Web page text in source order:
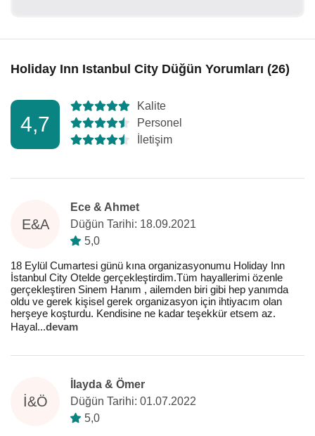
Holiday Inn Istanbul City Düğün Yorumları (26)
4,7
Kalite
Personel
İletişim
E&A
Ece & Ahmet
Düğün Tarihi: 18.09.2021
5,0
18 Eylül Cumartesi günü kına organizasyonumu Holiday Inn
İstanbul City Otelde gerçekleştirdim.Tüm hayallerimi özenle
gerçekleştiren Sinem Hanım , ailemden biri gibi hep yanımda
oldu ve gerek kişisel gerek organizasyon için ihtiyacım olan
herşeye koşturdu. Kendisine ne kadar teşekkür etsem az.
Hayal...devam
İ&Ö
İlayda & Ömer
Düğün Tarihi: 01.07.2022
5,0